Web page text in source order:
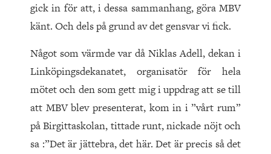
gick in för att, i dessa sammanhang, göra MBV
känt. Och dels på grund av det gensvar vi fick.
Något som värmde var då Niklas Adell, dekan i
Linköpingsdekanatet, organisatör för hela
mötet och den som gett mig i uppdrag att se till
att MBV blev presenterat, kom in i ”vårt rum”
på Birgittaskolan, tittade runt, nickade nöjt och
sa :”Det är jättebra, det här. Det är precis så det